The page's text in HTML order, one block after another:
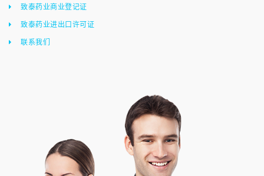
致泰药业商业登记证
致泰药业进出口许可证
联系我们